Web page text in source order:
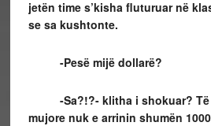
jetën time s’kisha fluturuar në
se sa kushtonte.
-Pesë mijë dollarë?
-Sa?!?- klitha i shokuar? Të
mujore nuk e arrinin shumën